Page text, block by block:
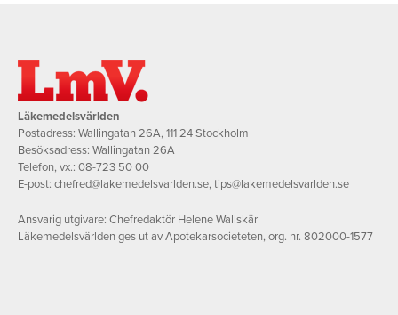
Läkemedelsvärlden
Postadress: Wallingatan 26A, 111 24 Stockholm
Besöksadress: Wallingatan 26A
Telefon, vx.: 08-723 50 00
E-post: chefred@lakemedelsvarlden.se,tips@lakemedelsvarlden.se
Ansvarig utgivare: Chefredaktör Helene Wallskär
Läkemedelsvärlden ges ut av Apotekarsocieteten, org. nr. 802000-1577